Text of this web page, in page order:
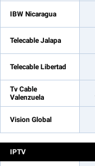
IBW Nicaragua
Telecable Jalapa
Telecable Libertad
Tv Cable
Valenzuela
Vision Global
IPTV